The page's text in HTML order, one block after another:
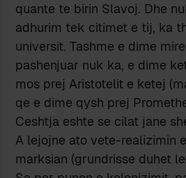
quante te birin Slavoj. Dhe
adhurim tek citimet e tij, ka
universit. Tashme e dime
pashenjuar nuk ka, e dime
mos prej Aristotelit e ketej
qe e dime qysh prej
Ceshtja eshte se cilat jane
A lejojne ato vete-realizimin
marksian (grundrisse duhet